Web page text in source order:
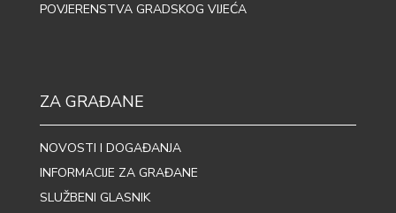
POVJERENSTVA GRADSKOG VIJEĆA
ZA GRAĐANE
NOVOSTI I DOGAĐANJA
INFORMACIJE ZA GRAĐANE
SLUŽBENI GLASNIK